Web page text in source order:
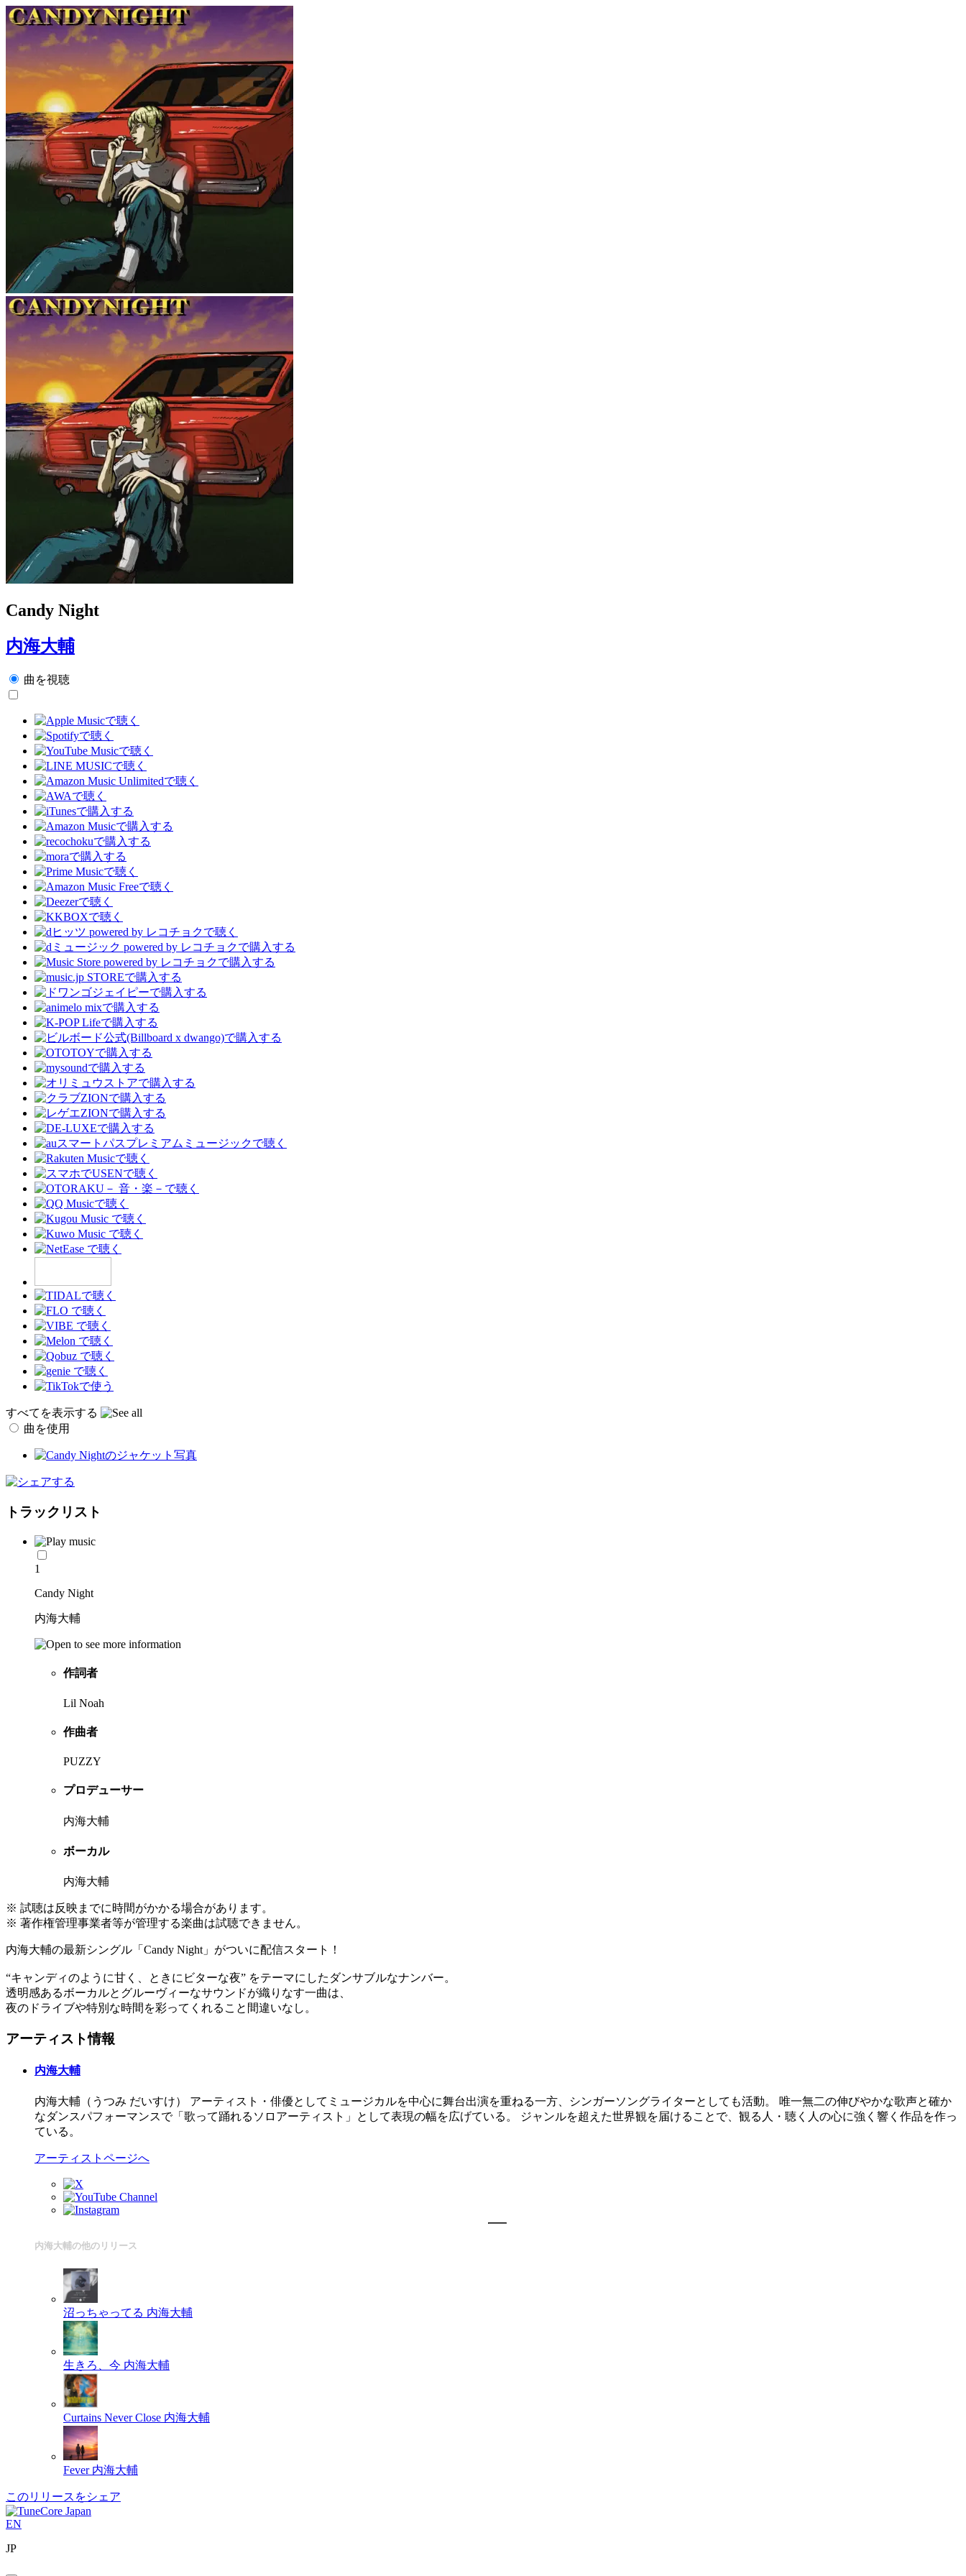
Candy Night
内海大輔
曲を視聴
すべてを表示する
曲を使用
トラックリスト
1
Candy Night
内海大輔
作詞者
Lil Noah
作曲者
PUZZY
プロデューサー
内海大輔
ボーカル
内海大輔
※ 試聴は反映までに時間がかかる場合があります。
※ 著作権管理事業者等が管理する楽曲は試聴できません。
内海大輔の最新シングル「Candy Night」がついに配信スタート！
“キャンディのように甘く、ときにビターな夜” をテーマにしたダンサブルなナンバー。
透明感あるボーカルとグルーヴィーなサウンドが織りなす一曲は、
夜のドライブや特別な時間を彩ってくれること間違いなし。
アーティスト情報
内海大輔
内海大輔（うつみ だいすけ） アーティスト・俳優としてミュージカルを中心に舞台出演を重ねる一方、シンガーソングライターとしても活動。 唯一無二の伸びやかな歌声と確か
なダンスパフォーマンスで「歌って踊れるソロアーティスト」として表現の幅を広げている。 ジャンルを超えた世界観を届けることで、観る人・聴く人の心に強く響く作品を作っ
ている。
アーティストページへ
内海大輔の他のリリース
沼っちゃってる 内海大輔
生きろ、今 内海大輔
Curtains Never Close 内海大輔
Fever 内海大輔
このリリースをシェア
EN
JP